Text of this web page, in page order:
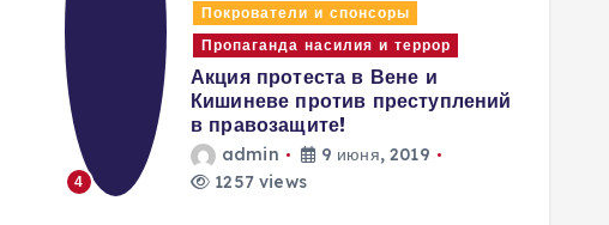
4
Покрователи и спонсоры
Пропаганда насилия и террор
Акция протеста в Вене и
Кишиневе против преступлений
в правозащите!
admin
9 июня, 2019
1257 views